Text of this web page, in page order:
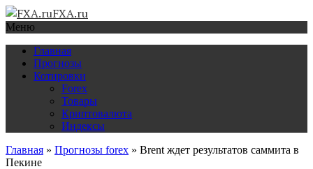
FXA.ru
Меню
Главная
Прогнозы
Котировки
Forex
Товары
Криптовалюта
Индексы
Главная » Прогнозы forex » Brent ждет результатов саммита в
Пекине